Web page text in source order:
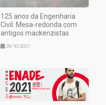
125 anos da Engenharia
Civil: Mesa-redonda com
antigos mackenzistas
29/10/2021